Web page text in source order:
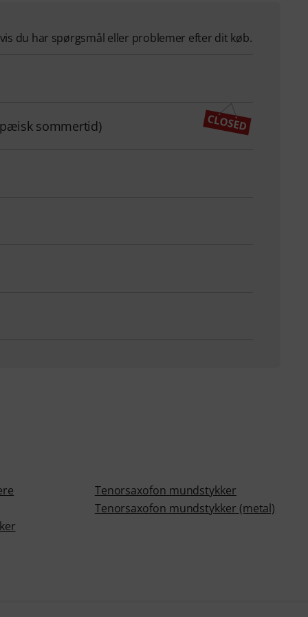
du har spørgsmål eller problemer efter dit køb.
sommertid)
Tenorsaxofon mundstykker
Tenorsaxofon mundstykker (metal)